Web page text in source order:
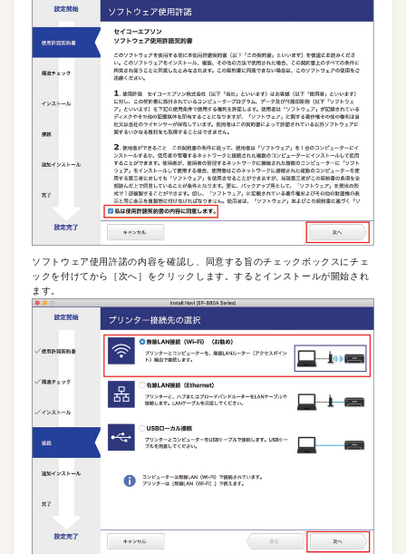
ソフトウェア使用許諾の内容を確認し、同意する旨のチェックボックスにチェ
ックを付けてから［次へ］をクリックします。するとインストールが開始され
ます。